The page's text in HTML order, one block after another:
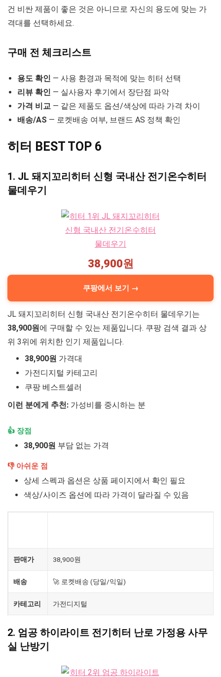
건 비싼 제품이 좋은 것은 아니므로 자신의 용도에 맞는 가
격대를 선택하세요.
구매 전 체크리스트
용도 확인 — 사용 환경과 목적에 맞는 히터 선택
리뷰 확인 — 실사용자 후기에서 장단점 파악
가격 비교 — 같은 제품도 옵션/색상에 따라 가격 차이
배송/AS — 로켓배송 여부, 브랜드 AS 정책 확인
히터 BEST TOP 6
1. JL 돼지꼬리히터 신형 국내산 전기온수히터
물데우기
38,900원
쿠팡에서 보기 →
JL 돼지꼬리히터 신형 국내산 전기온수히터 물데우기는
38,900원에 구매할 수 있는 제품입니다. 쿠팡 검색 결과 상
위 3위에 위치한 인기 제품입니다.
38,900원 가격대
가전디지털 카테고리
쿠팡 베스트셀러
이런 분에게 추천: 가성비를 중시하는 분
👍 장점
38,900원 부담 없는 가격
👎 아쉬운 점
상세 스펙과 옵션은 상품 페이지에서 확인 필요
색상/사이즈 옵션에 따라 가격이 달라질 수 있음
판매가 38,900원
배송 🚀 로켓배송 (당일/익일)
카테고리 가전디지털
2. 엄공 하이라이트 전기히터 난로 가정용 사무
실 난방기